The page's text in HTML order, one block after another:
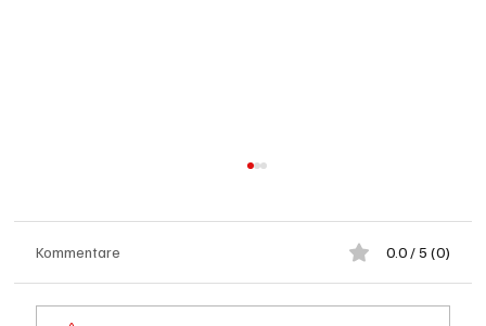
Kommentare 0.0 / 5 (0)